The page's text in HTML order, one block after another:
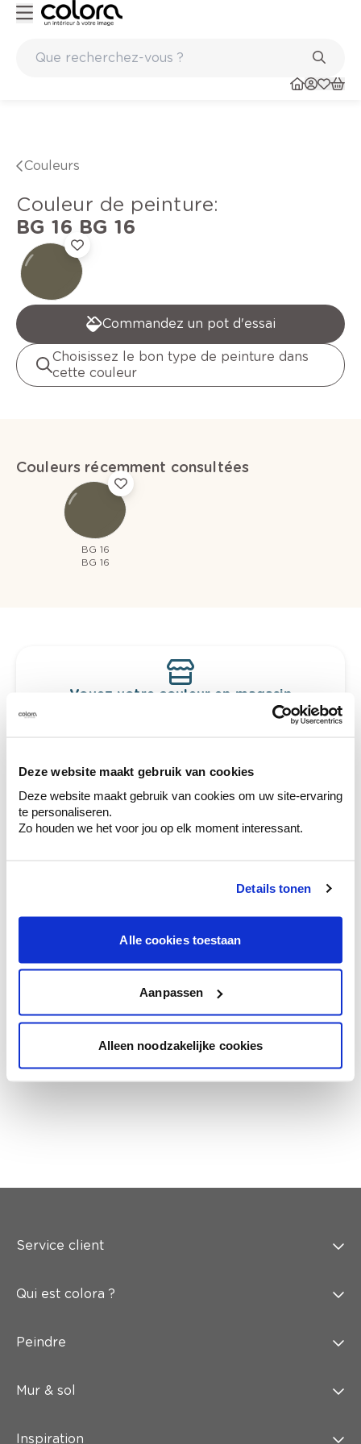
Deze website maakt gebruik van cookies
Deze website maakt gebruik van cookies om uw site-ervaring
te personaliseren.
Zo houden we het voor jou op elk moment interessant.
Details tonen
Alle cookies toestaan
Aanpassen
Alleen noodzakelijke cookies
Couleurs
Couleur de peinture:
BG 16 BG 16
Commandez un pot d'essai
Choisissez le bon type de peinture dans
cette couleur
Couleurs récemment consultées
BG 16
BG 16
Voyez votre couleur en magasin
Découvrez des échantillons de votre
votre couleur.
Obtenez des conseils personnalisés sur la
combinaison de couleurs.
Conseil couleur à domicile
en couleur.
l'éclairage et de votre mobilier.
Obtenez un contrôle technologique de vos
Service client
Qui est colora ?
Peindre
Mur & sol
Inspiration